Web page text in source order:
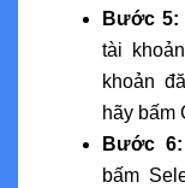
Bước 5:
tài
khoản
hãy bấm
Bước 6:
bấm